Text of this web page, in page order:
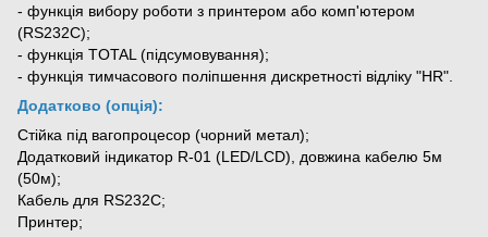
- функція вибору роботи з принтером або комп'ютером
(RS232С);
- функція TOTAL (підсумовування);
- функція тимчасового поліпшення дискретності відліку "HR".
Додатково (опція):
Стійка під вагопроцесор (чорний метал);
Додатковий індикатор R-01 (LED/LCD), довжина кабелю 5м
(50м);
Кабель для RS232С;
Принтер;